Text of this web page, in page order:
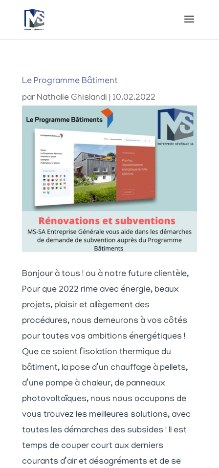
Le Programme Bâtiment
par Nathalie Ghislandi 10.02.2022
Bonjour à tous ! ou à notre future clientèle,
Pour que 2022 rime avec énergie, beaux
projets, plaisir et allègement des
procédures, nous demeurons à vos côtés
pour toutes vos ambitions énergétiques !
Que ce soient l’isolation thermique du
bâtiment, la pose d’un chauffage à pellets,
d’une pompe à chaleur, de panneaux
photovoltaïques, nous nous occupons de
vous trouvez les meilleures solutions, avec
toutes les démarches des subsides ! Il est
temps de couper court aux derniers
courants d’air et désagréments et de se